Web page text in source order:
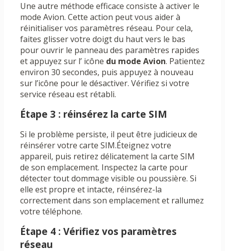
Une autre méthode efficace consiste à activer le
mode Avion. Cette action peut vous aider à
réinitialiser vos paramètres réseau. Pour cela,
faites glisser votre doigt du haut vers le bas
pour ouvrir le panneau des paramètres rapides
et appuyez sur l’ icône du mode Avion. Patientez
environ 30 secondes, puis appuyez à nouveau
sur l’icône pour le désactiver. Vérifiez si votre
service réseau est rétabli.
Étape 3 : réinsérez la carte SIM
Si le problème persiste, il peut être judicieux de
réinsérer votre carte SIM.Éteignez votre
appareil, puis retirez délicatement la carte SIM
de son emplacement. Inspectez la carte pour
détecter tout dommage visible ou poussière. Si
elle est propre et intacte, réinsérez-la
correctement dans son emplacement et rallumez
votre téléphone.
Étape 4 : Vérifiez vos paramètres
réseau